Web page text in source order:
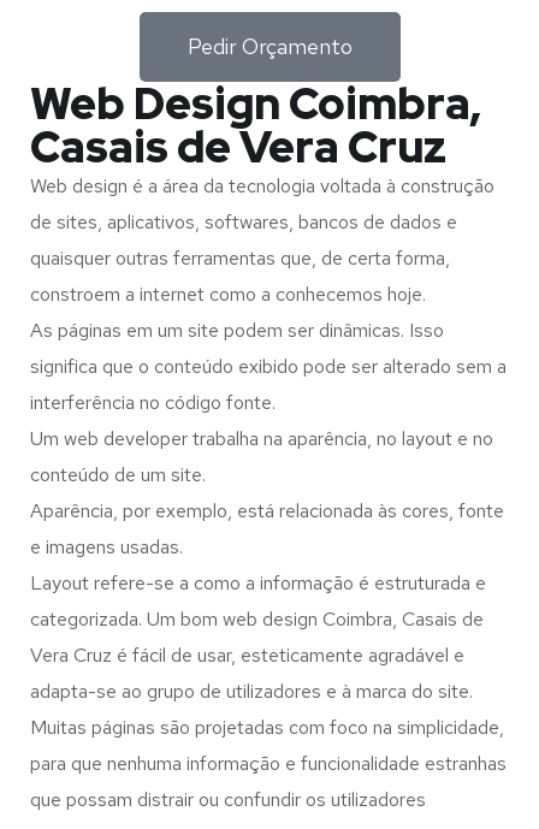
Pedir Orçamento
Web Design Coimbra,
Casais de Vera Cruz
Web design é a área da tecnologia voltada à construção
de sites, aplicativos, softwares, bancos de dados e
quaisquer outras ferramentas que, de certa forma,
constroem a internet como a conhecemos hoje.
As páginas em um site podem ser dinâmicas. Isso
significa que o conteúdo exibido pode ser alterado sem a
interferência no código fonte.
Um web developer trabalha na aparência, no layout e no
conteúdo de um site.
Aparência, por exemplo, está relacionada às cores, fonte
e imagens usadas.
Layout refere-se a como a informação é estruturada e
categorizada. Um bom web design Coimbra, Casais de
Vera Cruz é fácil de usar, esteticamente agradável e
adapta-se ao grupo de utilizadores e à marca do site.
Muitas páginas são projetadas com foco na simplicidade,
para que nenhuma informação e funcionalidade estranhas
que possam distrair ou confundir os utilizadores